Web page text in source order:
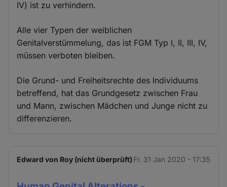
IV) ist zu verhindern.
Alle vier Typen der weiblichen
Genitalverstümmelung, das ist FGM Typ I, II, III, IV,
müssen verboten bleiben.
Die Grund- und Freiheitsrechte des Individuums
betreffend, hat das Grundgesetz zwischen Frau
und Mann, zwischen Mädchen und Junge nicht zu
differenzieren.
Edward von Roy (nicht überprüft) Fr. 31 Jan 2020 - 17:35